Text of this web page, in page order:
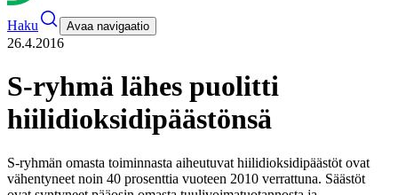
Haku Avaa navigaatio
26.4.2016
S-ryhmä lähes puolitti
hiilidioksidipäästönsä
S-ryhmän omasta toiminnasta aiheutuvat hiilidioksidipäästöt ovat
vähentyneet noin 40 prosenttia vuoteen 2010 verrattuna. Säästöt